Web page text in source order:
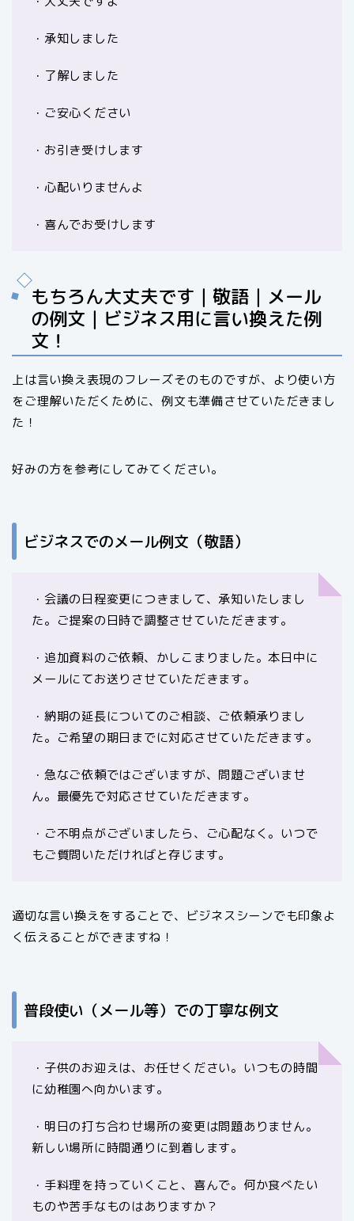
・承知しました
・了解しました
・ご安心ください
・お引き受けします
・心配いりませんよ
・喜んでお受けします
もちろん大丈夫です｜敬語｜メール
の例文｜ビジネス用に言い換えた例
文！
上は言い換え表現のフレーズそのものですが、より使い方
をご理解いただくために、例文も準備させていただきまし
た！
好みの方を参考にしてみてください。
ビジネスでのメール例文（敬語）
・会議の日程変更につきまして、承知いたしまし
た。ご提案の日時で調整させていただきます。
・追加資料のご依頼、かしこまりました。本日中に
メールにてお送りさせていただきます。
・納期の延長についてのご相談、ご依頼承りまし
た。ご希望の期日までに対応させていただきます。
・急なご依頼ではございますが、問題ございませ
ん。最優先で対応させていただきます。
・ご不明点がございましたら、ご心配なく。いつで
もご質問いただければと存じます。
適切な言い換えをすることで、ビジネスシーンでも印象よ
く伝えることができますね！
普段使い（メール等）での丁寧な例文
・子供のお迎えは、お任せください。いつもの時間
に幼稚園へ向かいます。
・明日の打ち合わせ場所の変更は問題ありません。
新しい場所に時間通りに到着します。
・手料理を持っていくこと、喜んで。何か食べたい
ものや苦手なものはありますか？